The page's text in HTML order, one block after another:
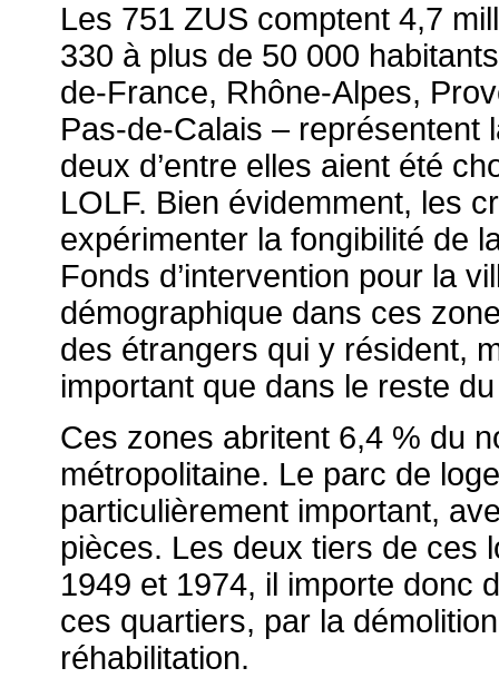
Les 751 ZUS comptent 4,7
330 à plus de 50 000
de-France, Rhône-Alpes,
Pas-de-Calais – représentent
deux d’entre elles aient été
LOLF. Bien évidemment, les
expérimenter la fongibilité de
Fonds d’intervention pour la
démographique dans ces
des étrangers qui y résident,
important que dans le reste
Ces zones abritent 6,4 % du
métropolitaine. Le parc de
particulièrement important,
pièces. Les deux tiers de ces
1949 et 1974, il importe donc
ces quartiers, par la
réhabilitation.